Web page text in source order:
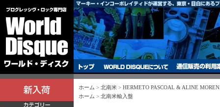
ホーム > 北南米 > HERMETO PASCOAL & ALINE
ホーム > 北南米輸入盤